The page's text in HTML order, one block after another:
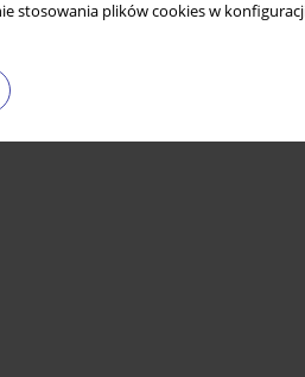
stosowania plików cookies w